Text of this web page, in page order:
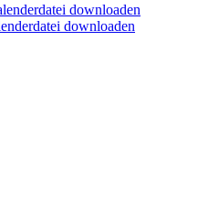
downloaden
downloaden